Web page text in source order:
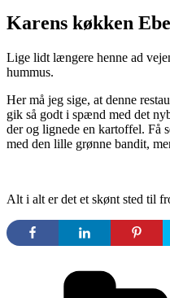
Karens køkken
Lige lidt længere henne ad
hummus.
Her må jeg sige, at denne
gik så godt i spænd med det
der og lignede en kartoffel. Få
med den lille grønne bandit,
Alt i alt er det et skønt sted til